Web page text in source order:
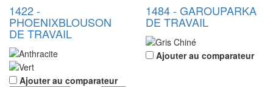
1422-
PHOENIXBLOUSON
DE TRAVAIL
Ajouter au comparateur
1484- GAROUPARKA
DE TRAVAIL
Ajouter au comparateur